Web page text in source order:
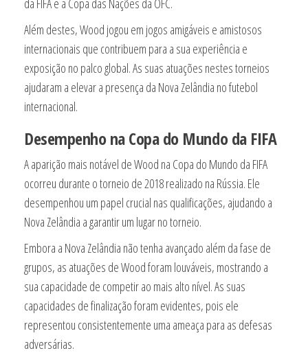
da FIFA e a Copa das Nações da OFC.
Além destes, Wood jogou em jogos amigáveis e amistosos
internacionais que contribuem para a sua experiência e
exposição no palco global. As suas atuações nestes torneios
ajudaram a elevar a presença da Nova Zelândia no futebol
internacional.
Desempenho na Copa do Mundo da FIFA
A aparição mais notável de Wood na Copa do Mundo da FIFA
ocorreu durante o torneio de 2018 realizado na Rússia. Ele
desempenhou um papel crucial nas qualificações, ajudando a
Nova Zelândia a garantir um lugar no torneio.
Embora a Nova Zelândia não tenha avançado além da fase de
grupos, as atuações de Wood foram louváveis, mostrando a
sua capacidade de competir ao mais alto nível. As suas
capacidades de finalização foram evidentes, pois ele
representou consistentemente uma ameaça para as defesas
adversárias.